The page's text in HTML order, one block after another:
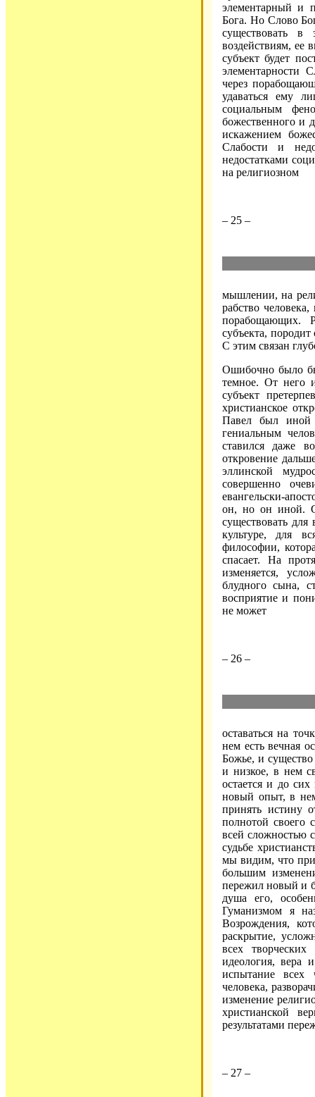
элементарный и
Бога. Но Слово
существовать в
воздействиям, ее
субъект будет
элементарности
через
удаваться ему
социальным
божественного и
искажением
Слабости и
недостатками
на религиозном
– 25 –
мышлении, на
рабство
порабощающих.
субъекта,
С этим связан
Ошибочно было
темное. От него
субъект
христианское
Павел был иной
гениальным
ставился даже
откровение
эллинской
совершенно
евангельски-
он, но он иной.
существовать
культуре, для
философии,
спасает. На
изменяется,
блудного сына,
восприятие и
не может
– 26 –
оставаться на
нем есть вечная
Божье, и существо
и низкое, в нем
остается и до
новый опыт, в
принять истину
полнотой своего
всей сложностью
судьбе
мы видим, что
большим
пережил новый и
душа его,
Гуманизмом я
Возрождения,
раскрытие,
всех
идеология, вера
испытание всех
человека,
изменение
христианской
результатами
– 27 –